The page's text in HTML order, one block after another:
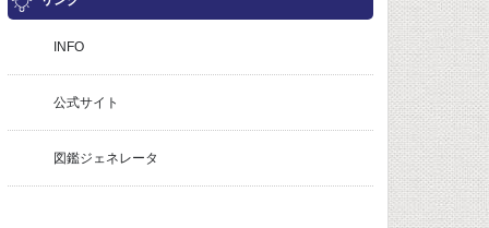
INFO
公式サイト
図鑑ジェネレータ